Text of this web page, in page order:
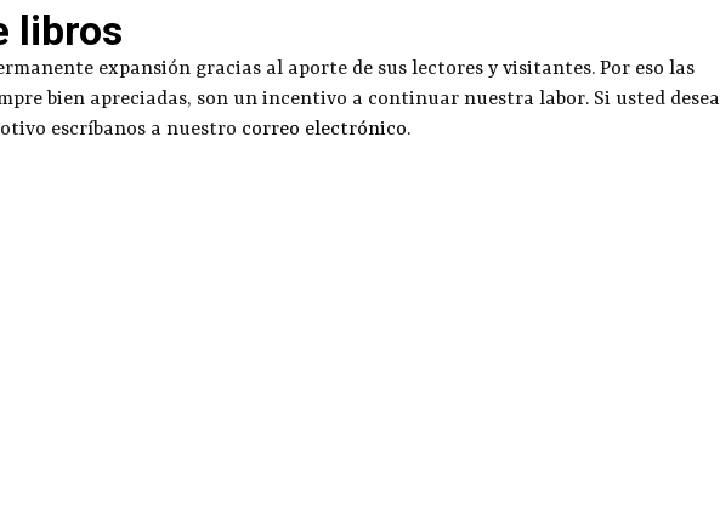
libros
expansión gracias al aporte de sus lectores y visitantes. Por eso las
bien apreciadas, son un incentivo a continuar nuestra labor. Si usted desea
escríbanos a nuestro correo electrónico.